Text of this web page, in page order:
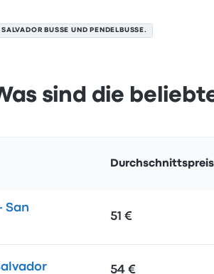
BUSSE UND PENDELBUSSE.
sind die
Durchschnittspreis
San
51 €
54 €